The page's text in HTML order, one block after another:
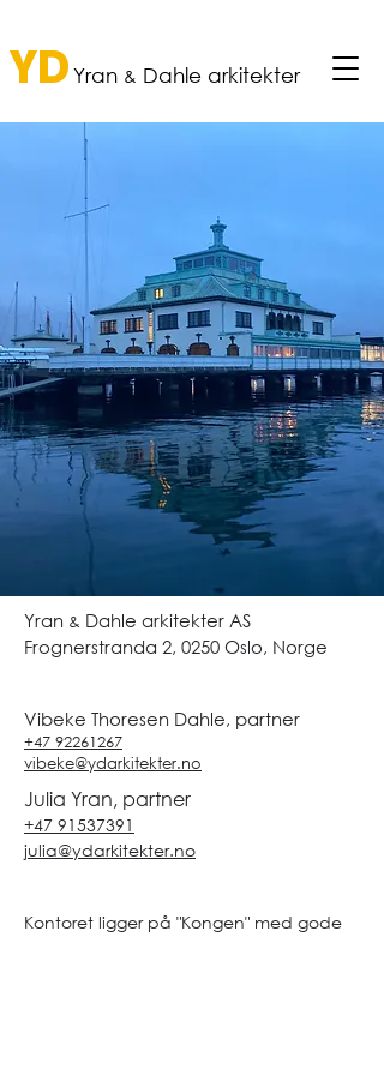
YDYran & Dahle arkitekter
Yran & Dahle arkitekter AS
Frognerstranda 2, 0250 Oslo, Norge
Vibeke Thoresen Dahle, partner
+47 92261267
vibeke@ydarkitekter.no
Julia Yran, partner
+47 91537391
julia@ydarkitekter.no
Kontoret ligger på "Kongen" med gode